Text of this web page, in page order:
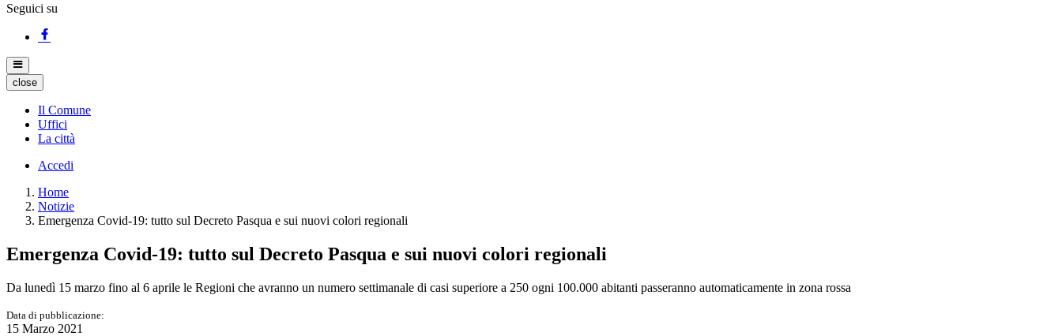
Seguici su
close
Il Comune
Uffici
La città
Accedi
Home
Notizie
Emergenza Covid-19: tutto sul Decreto Pasqua e sui nuovi colori regionali
Emergenza Covid-19: tutto sul Decreto Pasqua e sui nuovi colori regionali
Da lunedì 15 marzo fino al 6 aprile le Regioni che avranno un numero settimanale di casi superiore a 250 ogni 100.000 abitanti passeranno automaticamente in zona rossa
Data di pubblicazione:
15 Marzo 2021